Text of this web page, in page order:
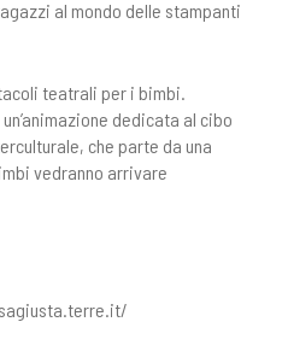
al mondo delle stampanti
teatrali per i bimbi.
dedicata al cibo
che parte da una
vedranno arrivare